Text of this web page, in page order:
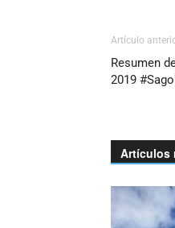
Artículo
Resumen
2019
Artículos